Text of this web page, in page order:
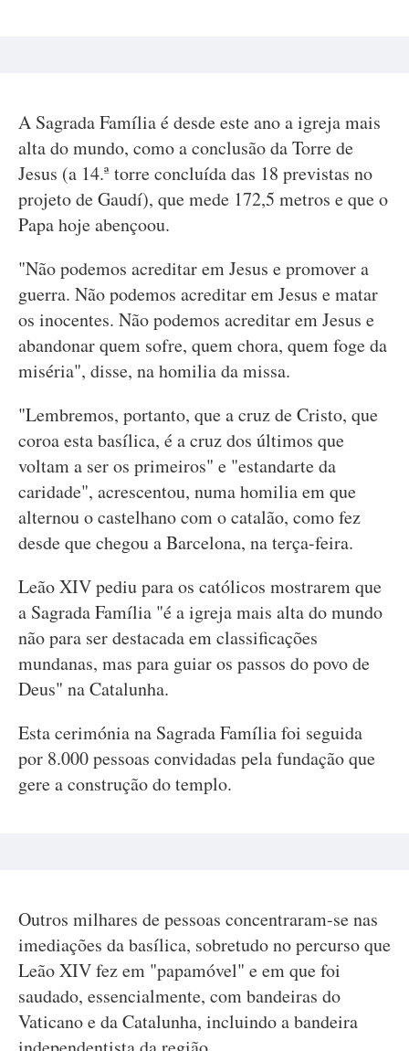
A Sagrada Família é desde este ano a igreja mais
alta do mundo, como a conclusão da Torre de
Jesus (a 14.ª torre concluída das 18 previstas no
projeto de Gaudí), que mede 172,5 metros e que o
Papa hoje abençoou.
"Não podemos acreditar em Jesus e promover a
guerra. Não podemos acreditar em Jesus e matar
os inocentes. Não podemos acreditar em Jesus e
abandonar quem sofre, quem chora, quem foge da
miséria", disse, na homilia da missa.
"Lembremos, portanto, que a cruz de Cristo, que
coroa esta basílica, é a cruz dos últimos que
voltam a ser os primeiros" e "estandarte da
caridade", acrescentou, numa homilia em que
alternou o castelhano com o catalão, como fez
desde que chegou a Barcelona, na terça-feira.
Leão XIV pediu para os católicos mostrarem que
a Sagrada Família "é a igreja mais alta do mundo
não para ser destacada em classificações
mundanas, mas para guiar os passos do povo de
Deus" na Catalunha.
Esta cerimónia na Sagrada Família foi seguida
por 8.000 pessoas convidadas pela fundação que
gere a construção do templo.
Outros milhares de pessoas concentraram-se nas
imediações da basílica, sobretudo no percurso que
Leão XIV fez em "papamóvel" e em que foi
saudado, essencialmente, com bandeiras do
Vaticano e da Catalunha, incluindo a bandeira